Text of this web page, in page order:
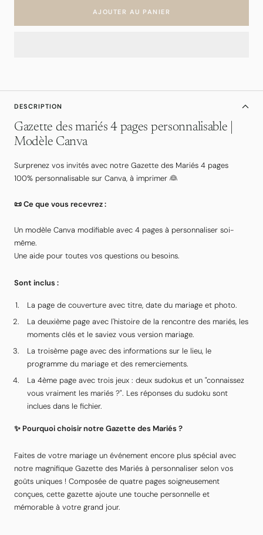
AJOUTER AU PANIER
DESCRIPTION
Gazette des mariés 4 pages personnalisable |
Modèle Canva
Surprenez vos invités avec notre Gazette des Mariés 4 pages
100% personnalisable sur Canva, à imprimer 👰
📜 Ce que vous recevrez :
Un modèle Canva modifiable avec 4 pages à personnaliser soi-
même.
Une aide pour toutes vos questions ou besoins.
Sont inclus :
La page de couverture avec titre, date du mariage et photo.
La deuxième page avec l'histoire de la rencontre des mariés, les
moments clés et le saviez vous version mariage.
La troisème page avec des informations sur le lieu, le
programme du mariage et des remerciements.
La 4ème page avec trois jeux : deux sudokus et un "connaissez
vous vraiment les mariés ?". Les réponses du sudoku sont
inclues dans le fichier.
✨ Pourquoi choisir notre Gazette des Mariés ?
Faites de votre mariage un événement encore plus spécial avec
notre magnifique Gazette des Mariés à personnaliser selon vos
goûts uniques ! Composée de quatre pages soigneusement
conçues, cette gazette ajoute une touche personnelle et
mémorable à votre grand jour.